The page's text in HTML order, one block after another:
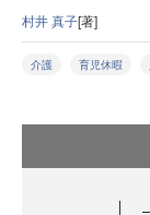
村井 真子[著]
介護 育児休暇